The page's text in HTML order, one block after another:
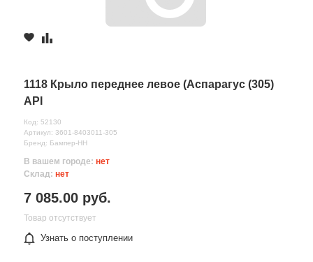
1118 Крыло переднее левое (Аспарагус (305)
API
Код: 52130
Артикул: 3601-8403011-305
Бренд: Бампер-НН
В вашем городе: нет
Склад: нет
7 085.00 руб.
Товар отсутствует
Узнать о поступлении